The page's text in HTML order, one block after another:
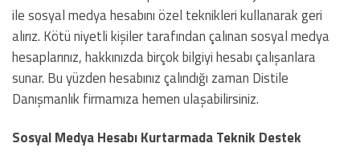
ile sosyal medya hesabını özel teknikleri kullanarak geri
alırız. Kötü niyetli kişiler tarafından çalınan sosyal medya
hesaplarınız, hakkınızda birçok bilgiyi hesabı çalışanlara
sunar. Bu yüzden hesabınız çalındığı zaman Distile
Danışmanlık firmamıza hemen ulaşabilirsiniz.
Sosyal Medya Hesabı Kurtarmada Teknik Destek